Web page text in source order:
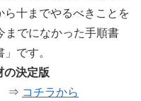
ら十までやるべきことを
までになかった手順書
です。
の決定版
⇒ コチラから